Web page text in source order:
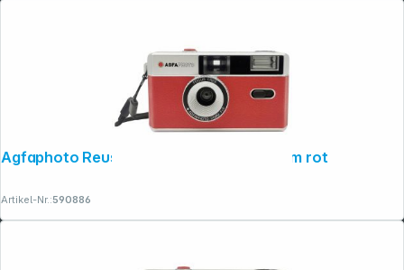
Agfaphoto Reusable Photo Camera 35mm rot
Artikel-Nr.:590886